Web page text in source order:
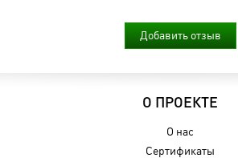
Добавить отзыв
О ПРОЕКТЕ
О нас
Сертификаты